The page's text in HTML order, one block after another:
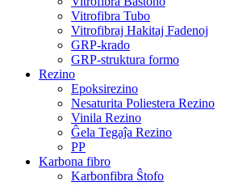
Vitrofibra Tubo
Vitrofibraj Hakitaj Fadenoj
GRP-krado
GRP-struktura formo
Rezino
Epoksirezino
Nesaturita Poliestera Rezino
Vinila Rezino
Ĝela Tegaĵa Rezino
PP
Karbona fibro
Karbonfibra Ŝtofo